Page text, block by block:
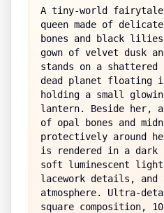
A tiny-world fairytale
queen made of
bones and black
gown of velvet dusk
stands on a
dead planet
holding a small
lantern. Beside her,
of opal bones and
protectively around
is rendered in a
soft luminescent
lacework details, and
atmosphere. Ultra-
square composition,